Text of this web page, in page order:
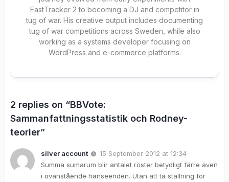
FastTracker 2 to becoming a DJ and competitor in
tug of war. His creative output includes documenting
tug of war competitions across Sweden, while also
working as a systems developer focusing on
WordPress and e-commerce platforms.
2 replies on “BBVote:
Sammanfattningsstatistik och Rodney-
teorier”
silver account
15 September 2012 at 12:34
Summa sumarum blir antalet röster betydligt färre även
i ovanstående hänseenden. Utan att ta ställning för